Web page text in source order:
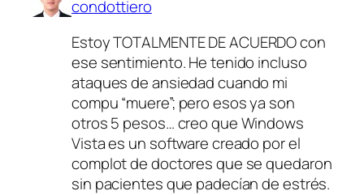
condottiero
Estoy TOTALMENTE DE ACUERDO con
ese sentimiento. He tenido incluso
ataques de ansiedad cuando mi
compu “muere”; pero esos ya son
otros 5 pesos… creo que Windows
Vista es un software creado por el
complot de doctores que se quedaron
sin pacientes que padecían de estrés.